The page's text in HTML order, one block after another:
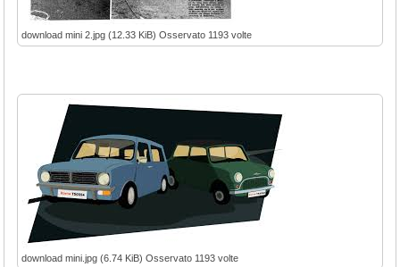
download mini 2.jpg (12.33 KiB) Osservato 1193 volte
download mini.jpg (6.74 KiB) Osservato 1193 volte